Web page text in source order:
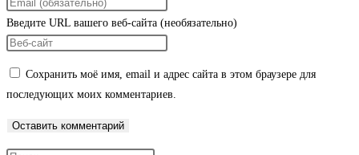
Введите URL вашего веб-сайта (необязательно)
Сохранить моё имя, email и адрес сайта в этом браузере для
последующих моих комментариев.